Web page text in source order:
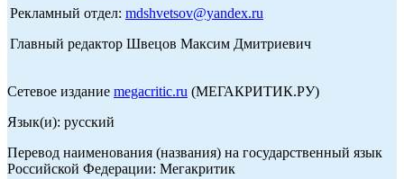
Рекламный отдел: mdshvetsov@yandex.ru
Главный редактор Швецов Максим Дмитриевич
Сетевое издание megacritic.ru (МЕГАКРИТИК.РУ)
Язык(и): русский
Перевод наименования (названия) на государственный язык
Российской Федерации: Мегакритик